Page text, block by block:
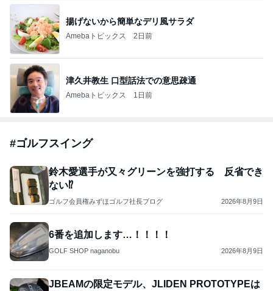
揚げないから簡単なデリ風サラダ
Amebaトピックス 2日前
津久井教生 口型話法での意思疎通
Amebaトピックス 1日前
#ゴルフスイング
鈴木愛選手が又々グリーンを強打する 反省でき
ない⁉️
ゴルフ会員権みずほゴルフ社長ブログ 2026年8月9日
6番を追加します…！！！！
GOLF SHOP naganobu 2026年8月9日
JBEAMの限定モデル、JLIDEN PROTOTYPEは